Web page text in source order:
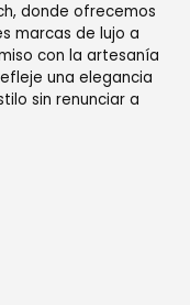
donde ofrecemos
marcas de lujo a
con la artesanía
una elegancia
sin renunciar a